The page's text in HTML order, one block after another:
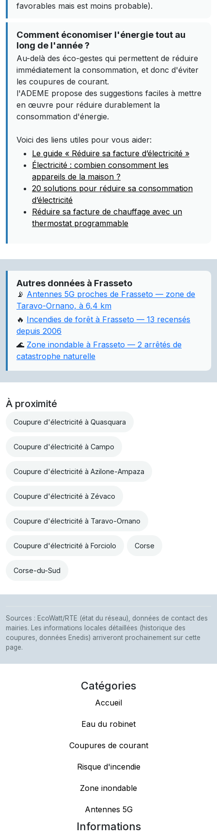
favorables mais est moins probable).
Comment économiser l'énergie tout au
long de l'année ?
Au-delà des éco-gestes qui permettent de réduire
immédiatement la consommation, et donc d'éviter
les coupures de courant.
l'ADEME propose des suggestions faciles à mettre
en œuvre pour réduire durablement la
consommation d'énergie.
Voici des liens utiles pour vous aider:
Le guide « Réduire sa facture d’électricité »
Électricité : combien consomment les
appareils de la maison ?
20 solutions pour réduire sa consommation
d’électricité
Réduire sa facture de chauffage avec un
thermostat programmable
Autres données à Frasseto
📡 Antennes 5G proches de Frasseto — zone de
Taravo-Ornano, à 6,4 km
🔥 Incendies de forêt à Frasseto — 13 recensés
depuis 2006
🌊 Zone inondable à Frasseto — 2 arrêtés de
catastrophe naturelle
À proximité
Coupure d'électricité à Quasquara
Coupure d'électricité à Campo
Coupure d'électricité à Azilone-Ampaza
Coupure d'électricité à Zévaco
Coupure d'électricité à Taravo-Ornano
Coupure d'électricité à Forciolo Corse
Corse-du-Sud
Sources : EcoWatt/RTE (état du réseau), données de contact des
mairies. Les informations locales détaillées (historique des
coupures, données Enedis) arriveront prochainement sur cette
page.
Catégories
Accueil
Eau du robinet
Coupures de courant
Risque d'incendie
Zone inondable
Antennes 5G
Informations